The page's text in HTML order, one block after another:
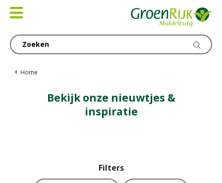
naar
Home
Bekijk onze nieuwtjes &
inspiratie
Filters